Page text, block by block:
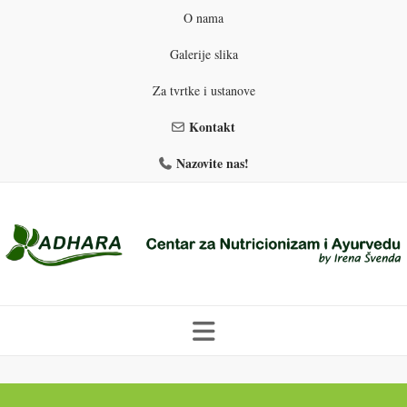
O nama
Galerije slika
Za tvrtke i ustanove
Kontakt
Nazovite nas!
to